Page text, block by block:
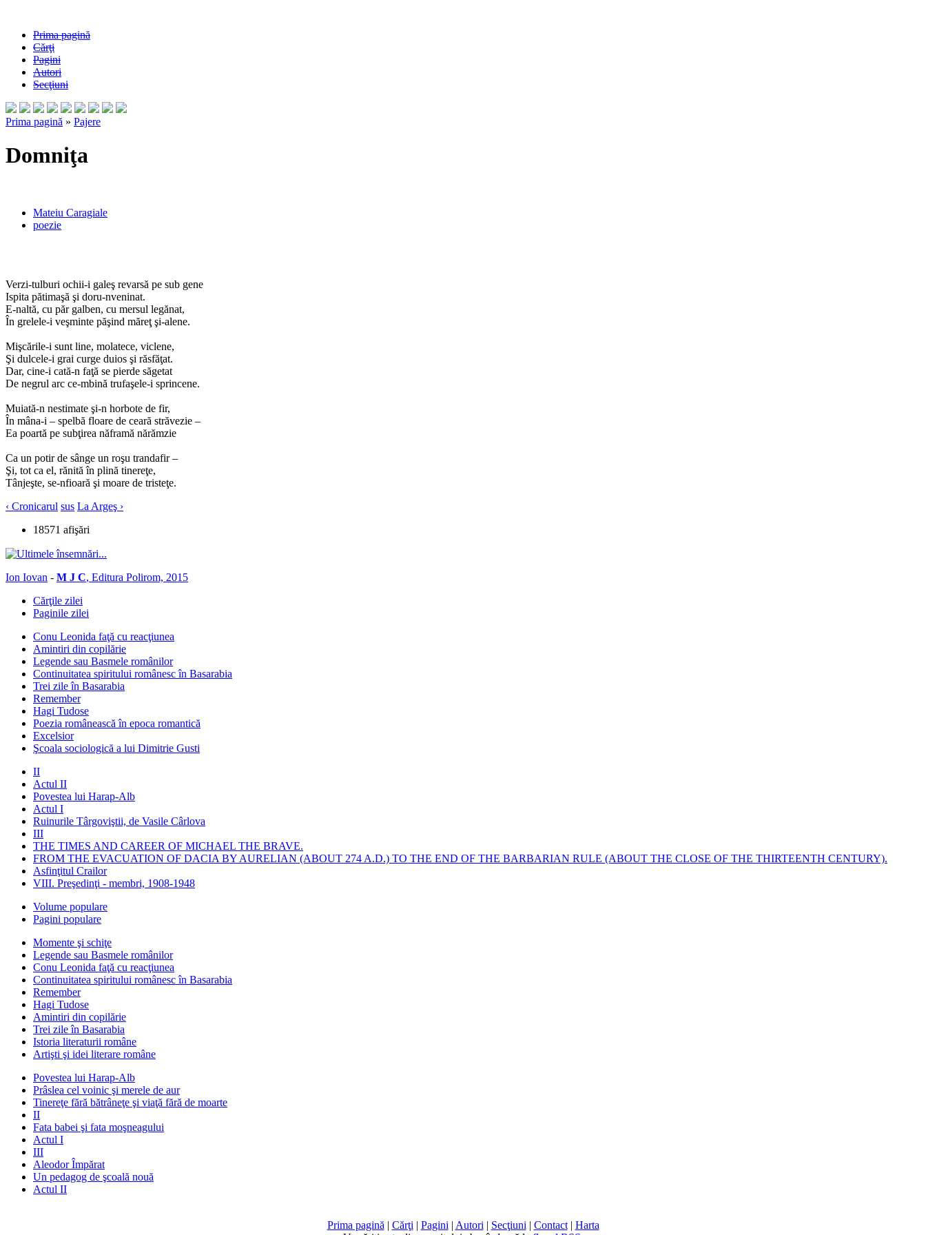
Prima pagină
Cărţi
Pagini
Autori
Secţiuni
Prima pagină » Pajere
Domniţa
Mateiu Caragiale
poezie
Verzi-tulburi ochii-i galeş revarsă pe sub gene
Ispita pătimaşă şi doru-nveninat.
E-naltă, cu păr galben, cu mersul legănat,
În grelele-i veşminte păşind măreţ şi-alene.
Mişcările-i sunt line, molatece, viclene,
Şi dulcele-i grai curge duios şi răsfăţat.
Dar, cine-i cată-n faţă se pierde săgetat
De negrul arc ce-mbină trufaşele-i sprincene.
Muiată-n nestimate şi-n horbote de fir,
În mâna-i – spelbă floare de ceară străvezie –
Ea poartă pe subţirea năframă nărămzie
Ca un potir de sânge un roşu trandafir –
Şi, tot ca el, rănită în plină tinereţe,
Tânjeşte, se-nfioară şi moare de tristeţe.
‹ Cronicarul sus La Argeş ›
18571 afişări
Ion Iovan - M J C, Editura Polirom, 2015
Cărţile zilei
Paginile zilei
Conu Leonida faţă cu reacţiunea
Amintiri din copilărie
Legende sau Basmele românilor
Continuitatea spiritului românesc în Basarabia
Trei zile în Basarabia
Remember
Hagi Tudose
Poezia românească în epoca romantică
Excelsior
Şcoala sociologică a lui Dimitrie Gusti
II
Actul II
Povestea lui Harap-Alb
Actul I
Ruinurile Târgoviştii, de Vasile Cârlova
III
THE TIMES AND CAREER OF MICHAEL THE BRAVE.
FROM THE EVACUATION OF DACIA BY AURELIAN (ABOUT 274 A.D.) TO THE END OF THE BARBARIAN RULE (ABOUT THE CLOSE OF THE THIRTEENTH CENTURY).
Asfinţitul Crailor
VIII. Preşedinţi - membri, 1908-1948
Volume populare
Pagini populare
Momente şi schiţe
Legende sau Basmele românilor
Conu Leonida faţă cu reacţiunea
Continuitatea spiritului românesc în Basarabia
Remember
Hagi Tudose
Amintiri din copilărie
Trei zile în Basarabia
Istoria literaturii române
Artişti şi idei literare române
Povestea lui Harap-Alb
Prâslea cel voinic şi merele de aur
Tinereţe fără bătrâneţe şi viaţă fără de moarte
II
Fata babei şi fata moşneagului
Actul I
III
Aleodor Împărat
Un pedagog de şcoală nouă
Actul II
Prima pagină | Cărţi | Pagini | Autori | Secţiuni | Contact| Harta